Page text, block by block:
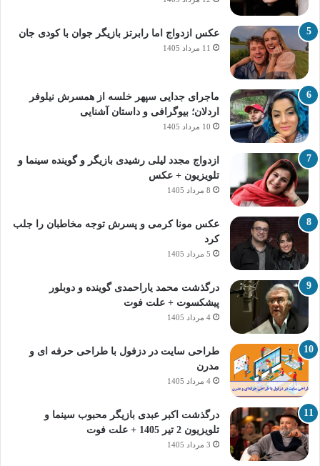
عکس ازدواج اما رابرتز بازیگر جوان با کودی جان
11 مرداد 1405
ماجرای جدایی سپهر خلسه از همسرش نیلوفر
اردلان؛ بیوگرافی و داستان آشنایی
10 مرداد 1405
ازدواج مجدد لیلی رشیدی بازیگر و گوینده سینما و
تلویزیون + عکس
8 مرداد 1405
عکس مونا کرمی و پسرش توجه مخاطبان را جلب
کرد
5 مرداد 1405
درگذشت محمد یاراحمدی گوینده و دوبلور
پیشکسوت + علت فوت
4 مرداد 1405
طراحی سایت در دزفول با طراحی حرفه‌ ای و
مدرن
4 مرداد 1405
درگذشت اکبر عبدی بازیگر محبوب سینما و
تلویزیون 2 تیر 1405 + علت فوت
3 مرداد 1405